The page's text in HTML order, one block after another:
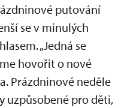
putování
se v minulých
„Jedná se
hovořit o nové
Prázdninové neděle
uzpůsobené pro děti,